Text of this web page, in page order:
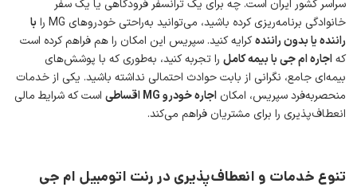
سراسر کشور ایران است. چه برای یک ترانسفر فرودگاهی یا یک سفر
خانوادگی برنامه‌ریزی کرده باشید، می‌توانید به‌راحتی خودروهای MG را
با
راننده یا بدون رانندهکرایه کنید. سپریس این امکان را هم فراهم کرده است
کهاجاره ام جی با بیمه کامل را تجربه کنید، به‌طوری که با پوشش‌های
بیمه‌ای جامع، نگرانی از بابت حوادث احتمالی نداشته باشید. یکی از خدمات
منحصربه‌فرد سپریس، امکان اجاره خودرو اقساطی است که شرایط مالی
انعطاف‌پذیری را برای مشتریان فراهم می‌کند.
تنوع خدمات و انعطاف‌پذیری در رنت اتومبیل ام جی